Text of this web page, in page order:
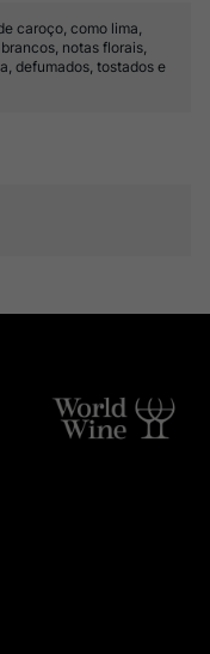
caroço, como lima,
notas florais,
defumados, tostados e